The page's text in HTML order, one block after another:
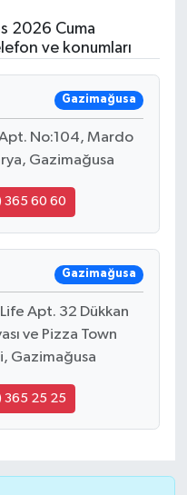
2026 Cuma
ve konumları
Gazimağusa
Apt. No:104, Mardo
Gazimağusa
365 60 60
Gazimağusa
Apt. 32 Dükkan
ve Pizza Town
Gazimağusa
365 25 25